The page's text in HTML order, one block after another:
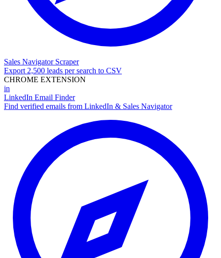
Sales Navigator Scraper
Export 2,500 leads per search to CSV
CHROME EXTENSION
in
LinkedIn Email Finder
Find verified emails from LinkedIn & Sales Navigator